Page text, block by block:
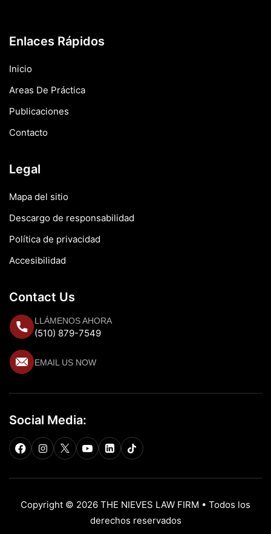
Enlaces Rápidos
Inicio
Areas De Práctica
Publicaciones
Contacto
Legal
Mapa del sitio
Descargo de responsabilidad
Política de privacidad
Accesibilidad
Contact Us
LLÁMENOS AHORA
(510) 879-7549
EMAIL US NOW
Social Media:
Copyright © 2026 THE NIEVES LAW FIRM • Todos los
derechos reservados